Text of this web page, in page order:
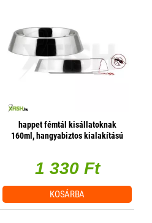
happet fémtál kisállatoknak
160ml, hangyabiztos kialakítású
1 330 Ft
KOSÁRBA